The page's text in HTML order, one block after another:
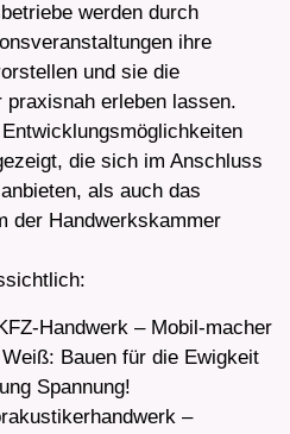
werden durch
ihre
und sie die
praxisnah erleben lassen.
die sich im Anschluss
als auch das
der Handwerkskammer
Handwerk – Mobil-macher
Bauen für die Ewigkeit
Spannung!
–